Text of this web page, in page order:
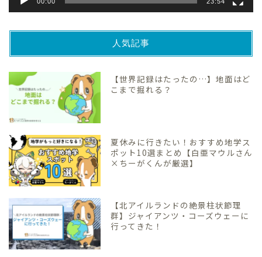
人気記事
【世界記録はたったの…】地面はど
こまで掘れる？
夏休みに行きたい！おすすめ地学ス
ポット10選まとめ【白亜マウルさん
×ちーがくんが厳選】
【北アイルランドの絶景柱状節理
群】ジャイアンツ・コーズウェーに
行ってきた！